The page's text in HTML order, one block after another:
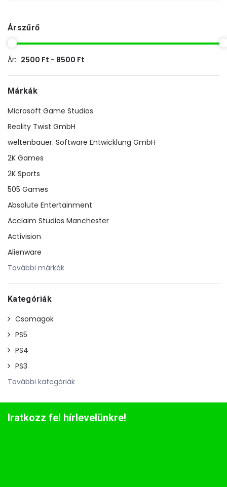
Árszűrő
Ár: 2500 Ft - 8500 Ft
Márkák
Microsoft Game Studios
Reality Twist GmbH
weltenbauer. Software Entwicklung GmbH
2K Games
2K Sports
505 Games
Absolute Entertainment
Acclaim Studios Manchester
Activision
Alienware
További márkák
Kategóriák
Csomagok
PS5
PS4
PS3
További kategóriák
Iratkozz fel hírlevelünkre!